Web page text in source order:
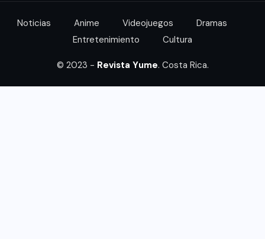
Noticias Anime Videojuegos
Dramas
Entretenimiento
Cultura
© 2023 - Revista Yume. Costa Rica.